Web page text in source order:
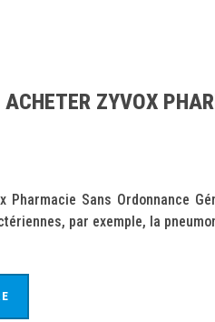
ACHETER ZYVOX
Pharmacie Sans Ordonnance
par exemple, la